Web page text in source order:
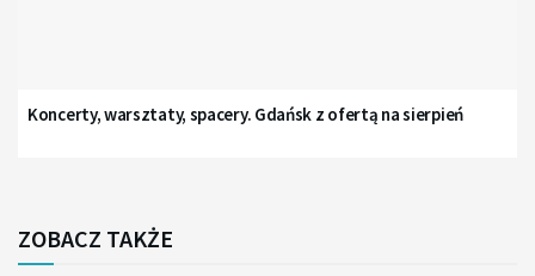
Koncerty, warsztaty, spacery. Gdańsk z ofertą na sierpień
ZOBACZ TAKŻE